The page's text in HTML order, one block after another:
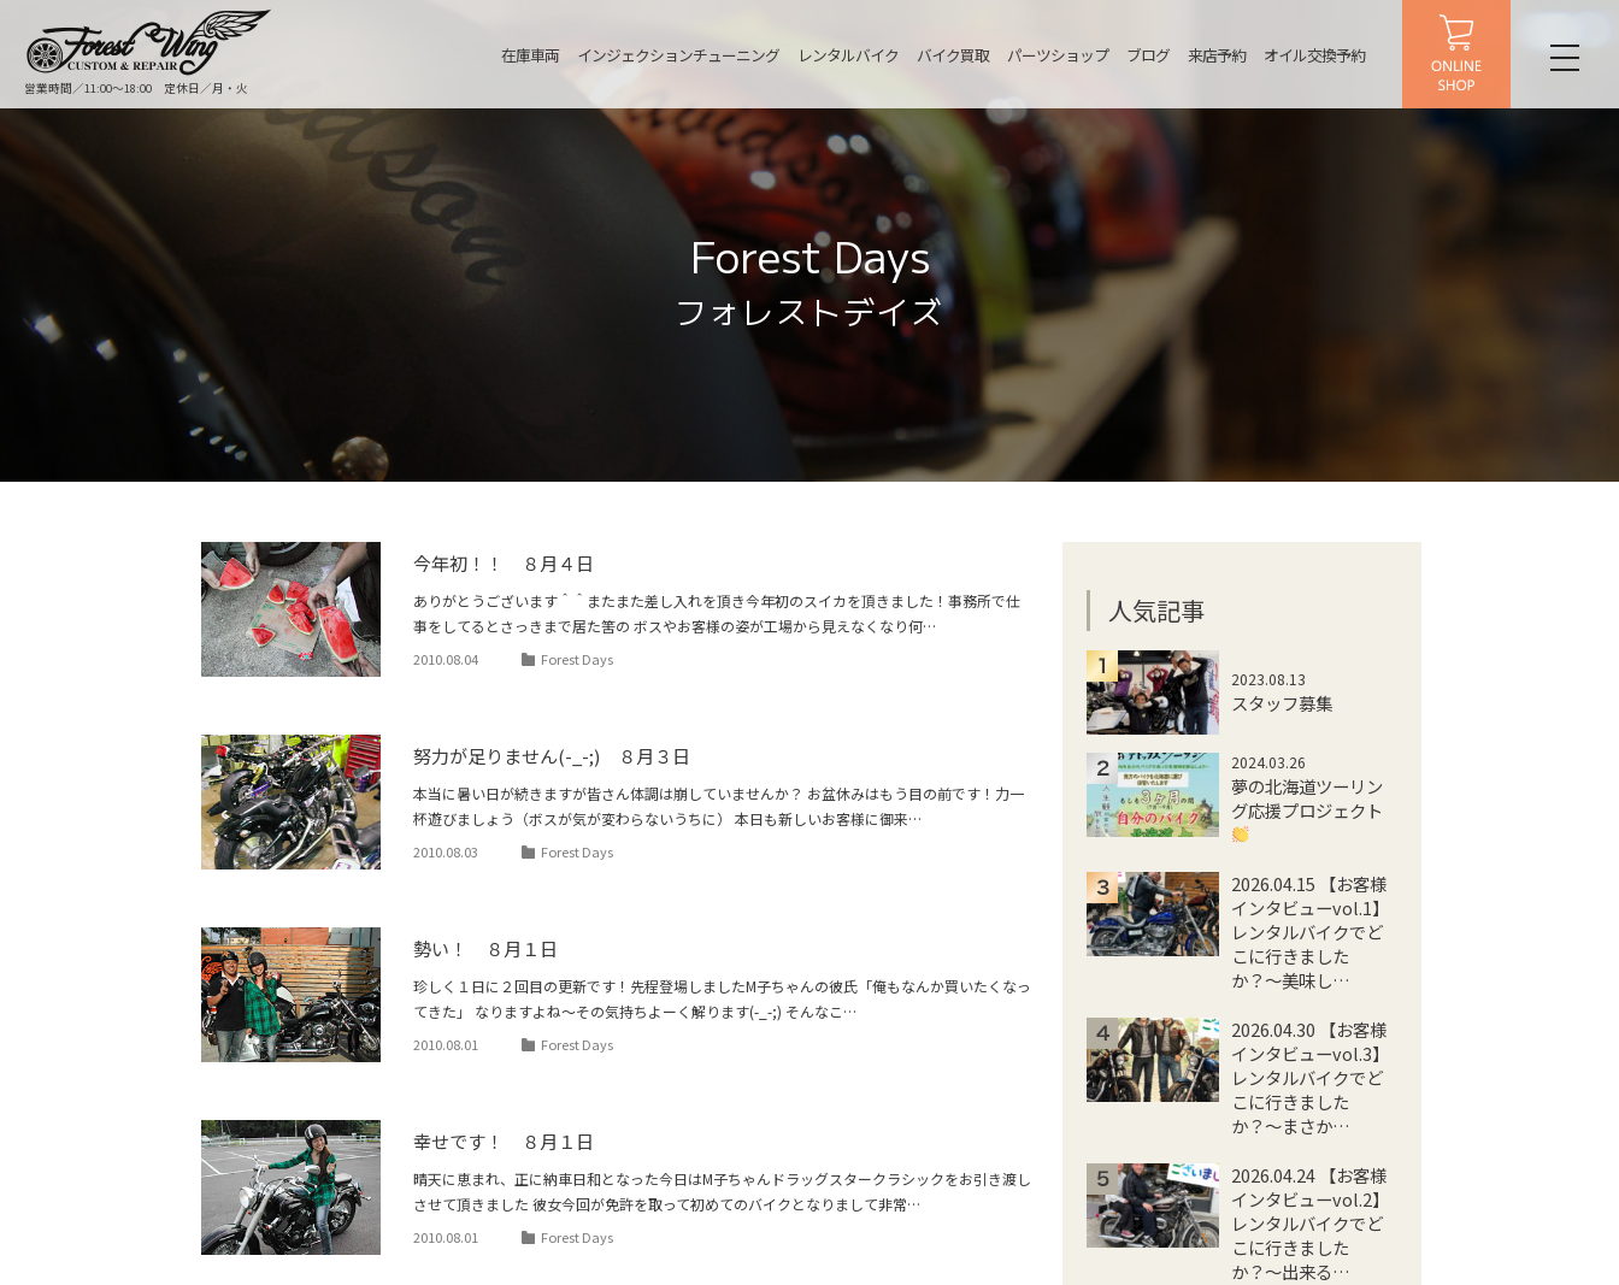
営業時間／11:00〜18:00 定休日／月・火
在庫車両 インジェクションチューニング レンタルバイク バイク買取 パーツショップ ブログ 来店予約 オイル交換予約
Forest Days
フォレストデイズ
今年初！！ ８月４日
ありがとうございます＾＾またまた差し入れを頂き今年初のスイカを頂きました！事務所で仕
事をしてるとさっきまで居た筈の ボスやお客様の姿が工場から見えなくなり何…
2010.08.04 Forest Days
努力が足りません(-_-;) ８月３日
本当に暑い日が続きますが皆さん体調は崩していませんか？ お盆休みはもう目の前です！力一
杯遊びましょう（ボスが気が変わらないうちに） 本日も新しいお客様に御来…
2010.08.03 Forest Days
勢い！ ８月１日
珍しく１日に２回目の更新です！先程登場しましたM子ちゃんの彼氏「俺もなんか買いたくなっ
てきた」 なりますよね～その気持ちよーく解ります(-_-;) そんなこ…
2010.08.01 Forest Days
幸せです！ ８月１日
晴天に恵まれ、正に納車日和となった今日はM子ちゃんドラッグスタークラシックをお引き渡し
させて頂きました 彼女今回が免許を取って初めてのバイクとなりまして非常…
2010.08.01 Forest Days
人気記事
2023.08.13
スタッフ募集
2024.03.26
夢の北海道ツーリン
グ応援プロジェクト
2026.04.15 【お客様
インタビューvol.1】
レンタルバイクでど
こに行きました
か？〜美味し…
2026.04.30 【お客様
インタビューvol.3】
レンタルバイクでど
こに行きました
か？〜まさか…
2026.04.24 【お客様
インタビューvol.2】
レンタルバイクでど
こに行きました
か？〜出来る…